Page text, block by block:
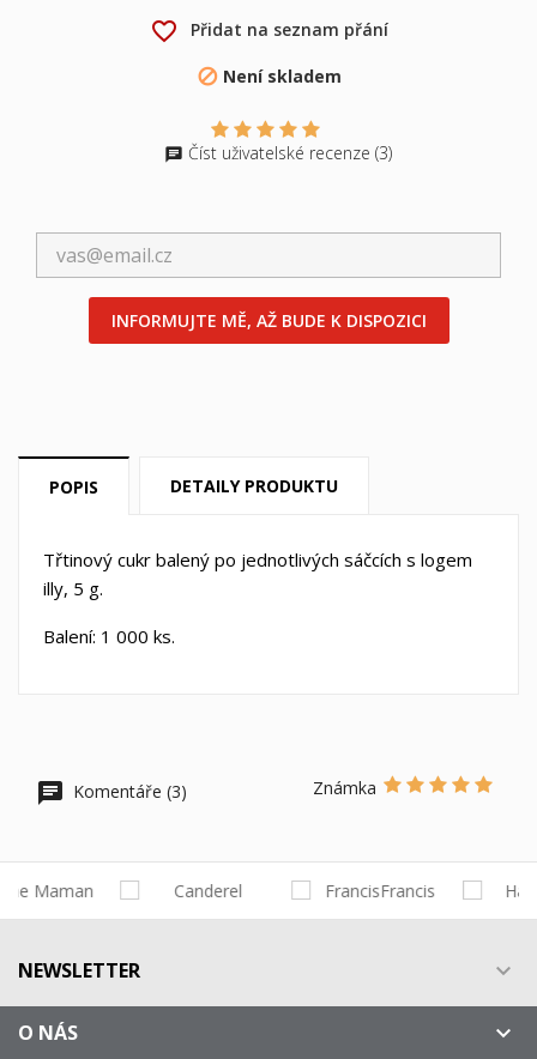
favorite_border Přidat na seznam přání
 Není skladem
Číst uživatelské recenze (3)
INFORMUJTE MĚ, AŽ BUDE K DISPOZICI
POPIS DETAILY PRODUKTU
Třtinový cukr balený po jednotlivých sáčcích s logem
illy, 5 g.
Balení: 1 000 ks.
Komentáře (3) Známka
NEWSLETTER 
O NÁS 
Můj seznam přání
Vytvořit nový seznam
Název seznamu přání
Přihlásit se
Musíte být přihlášen, abyste si mohli výrobky uložit do